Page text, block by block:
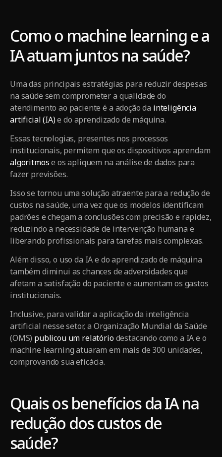
Como o machine learning e a
IA atuam juntos na saúde?
Uma das principais estratégias para reduzir despesas
na saúde sem comprometer a qualidade do
atendimento ao paciente é a adoção da inteligência
artificial (IA)e do aprendizado de máquina.
Essas tecnologias, presentes nos processos
institucionais, permitem que os dispositivos aprendam
algoritmose os apliquem na análise de dados para
fazer previsões.
Isso se tornou uma solução atraente para a redução de
custos na saúde, uma vez que os modelos identificam
padrões e chegam a conclusões com precisão e rapidez,
reduzindo a necessidade de intervenção humana e
liberando profissionais para tarefas mais complexas.
Além disso, o uso da IA e do aprendizado de máquina
também diminui as chances de adversidades que
afetam a satisfação do paciente e aumentam os gastos
institucionais.
Inclusive, para validar a aplicação da inteligência
artificial nesse setor, a Organização Mundial da Saúde
(OMS) publicou um relatóriodestacando como a IA e o
machine learning atuaram em mais de 300 unidades,
comprovando sua eficácia.
Quais os benefícios da IA na
redução dos custos de
saúde?